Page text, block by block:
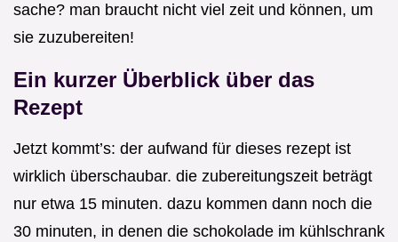
sache? man braucht nicht viel zeit und können, um
sie zuzubereiten!
Ein kurzer Überblick über das
Rezept
Jetzt kommt’s: der aufwand für dieses rezept ist
wirklich überschaubar. die zubereitungszeit beträgt
nur etwa 15 minuten. dazu kommen dann noch die
30 minuten, in denen die schokolade im kühlschrank